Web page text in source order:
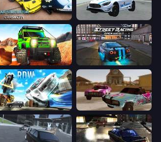
Car Simulator: Crash City Crazy Stunt Cars 2
Offroad Life 3D
Real Drift World Village Car Stunts